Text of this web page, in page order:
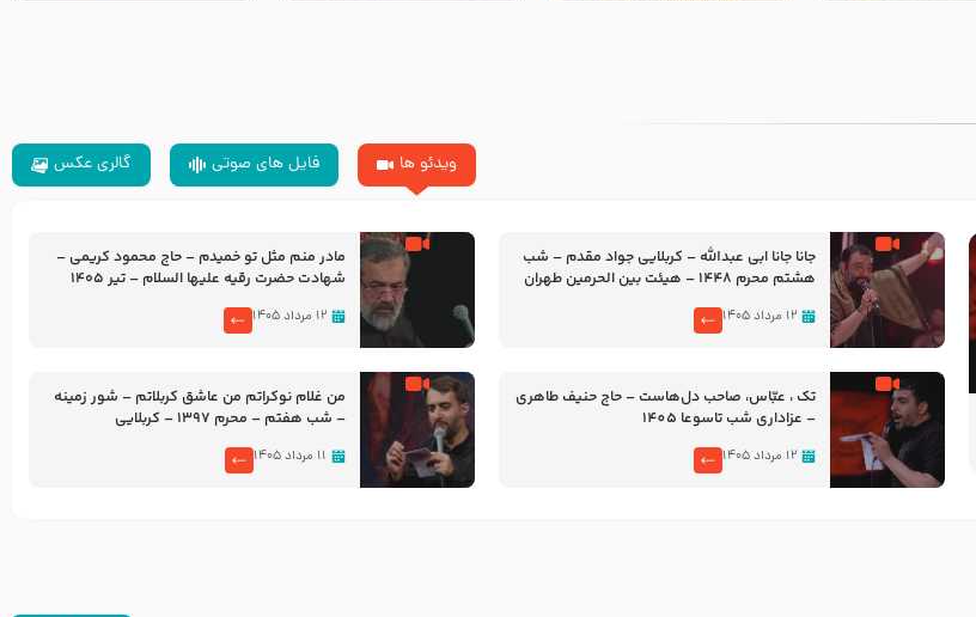
ویدئو ها فایل های صوتی گالری عکس
جانا جانا ابی عبدالله – کربلایی جواد مقدم – شب
هشتم محرم 1448 – هیئت بین الحرمین طهران
۱۲ مرداد ۱۴۰۵
مادر منم مثل تو خمیدم – حاج محمود کریمی –
شهادت حضرت رقیه علیها السلام – تیر ۱۴۰۵
۱۲ مرداد ۱۴۰۵
تک ، عبّاس، صاحب دل‌هاست – حاج حنیف طاهری
– عزاداری شب تاسوعا 1405
۱۲ مرداد ۱۴۰۵
من غلام نوکراتم من عاشق کربلاتم – شور زمینه
– شب هفتم – محرم 1397 – کربلایی
۱۱ مرداد ۱۴۰۵